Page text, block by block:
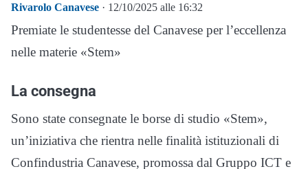
Rivarolo Canavese · 12/10/2025 alle 16:32
Premiate le studentesse del Canavese per l’eccellenza
nelle materie «Stem»
La consegna
Sono state consegnate le borse di studio «Stem»,
un’iniziativa che rientra nelle finalità istituzionali di
Confindustria Canavese, promossa dal Gruppo ICT e